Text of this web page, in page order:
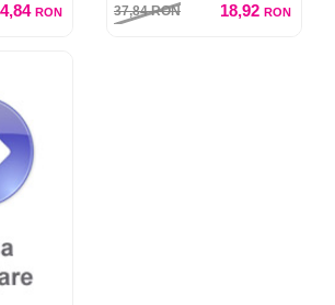
RON 37,84RON 18,92 RON